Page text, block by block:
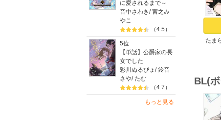
に愛されるまで～
音中さわき/宮之み
やこ
（4.5）
5位
【単話】公爵家の長
女でした
彩川ぬるぴょ /鈴音
さや/たむ
（4.7）
もっと見る
たま
（１
BL(